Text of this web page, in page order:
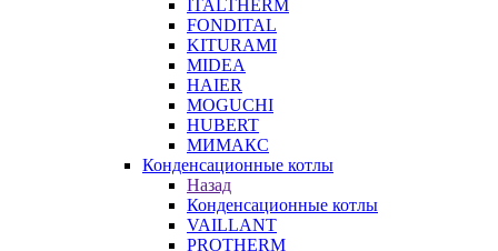
ITALTHERM
FONDITAL
KITURAMI
MIDEA
HAIER
MOGUCHI
HUBERT
МИМАКС
Конденсационные котлы
Назад
Конденсационные котлы
VAILLANT
PROTHERM